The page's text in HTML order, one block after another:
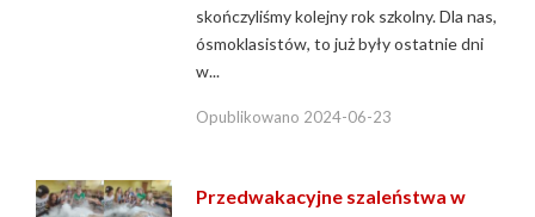
skończyliśmy kolejny rok szkolny. Dla nas,
ósmoklasistów, to już były ostatnie dni
w...
Opublikowano 2024-06-23
Przedwakacyjne szaleństwa w